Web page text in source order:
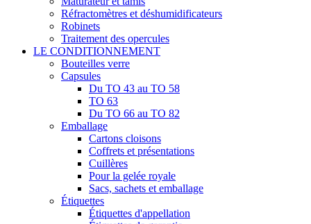
Réfractomètres et déshumidificateurs
Robinets
Traitement des opercules
LE CONDITIONNEMENT
Bouteilles verre
Capsules
Du TO 43 au TO 58
TO 63
Du TO 66 au TO 82
Emballage
Cartons cloisons
Coffrets et présentations
Cuillères
Pour la gelée royale
Sacs, sachets et emballage
Étiquettes
Étiquettes d'appellation